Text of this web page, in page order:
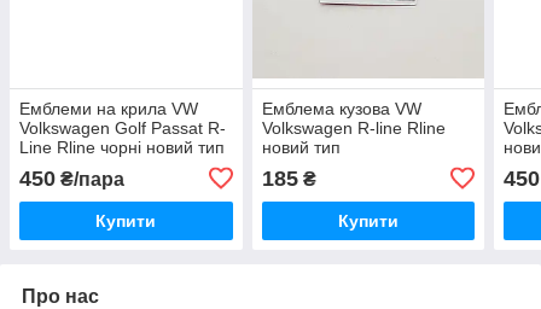
Емблеми на крила VW
Volkswagen Golf Passat R-
Line Rline чорні новий тип
450 ₴/пара
Купити
Емблема кузова VW
Volkswagen R-line Rline
новий тип
185₴
Купити
450
Про нас